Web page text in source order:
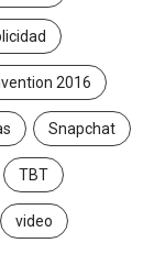
2016
Snapchat
TBT
video